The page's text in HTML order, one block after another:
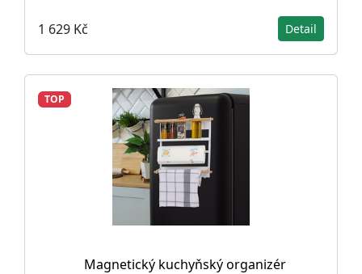
1 629 Kč Detail
TOP
Magnetický kuchyňský organizér